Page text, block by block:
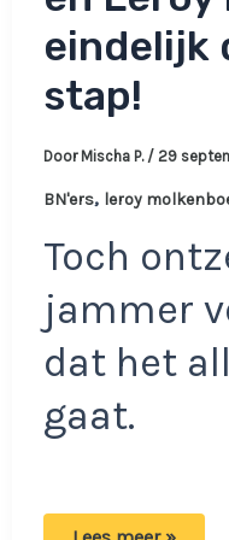
eindelijk
stap!
Door Mischa P. / 29
BN'ers, leroy
Toch
jammer
dat het
gaat.